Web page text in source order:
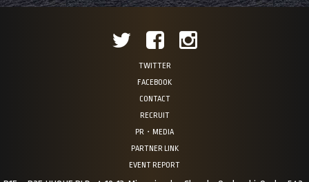
TWITTER
FACEBOOK
CONTACT
RECRUIT
PR・MEDIA
PARTNER LINK
EVENT REPORT